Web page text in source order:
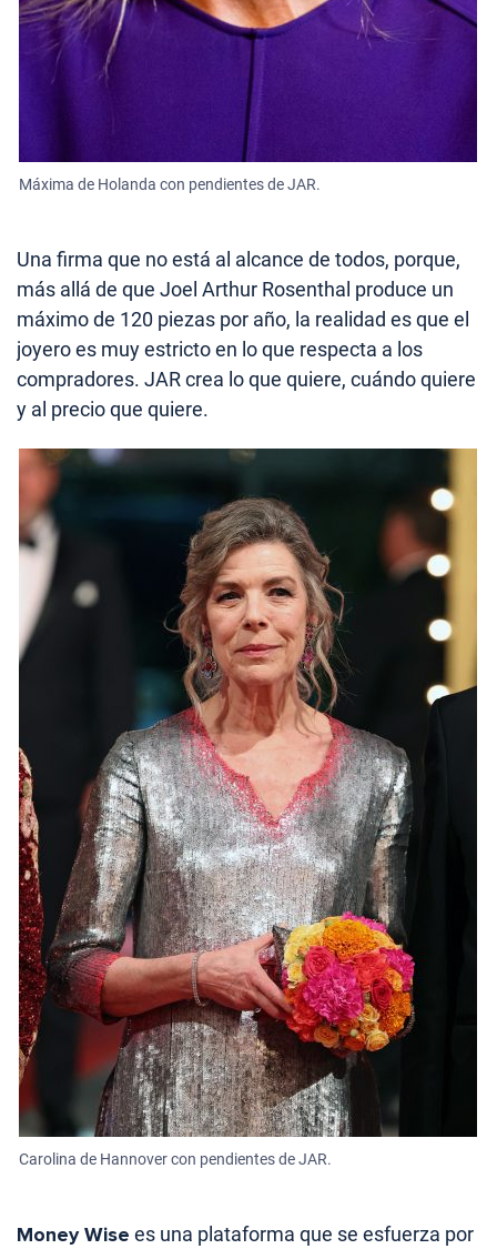
Máxima de Holanda con pendientes de JAR.
Una firma que no está al alcance de todos, porque,
más allá de que Joel Arthur Rosenthal produce un
máximo de 120 piezas por año, la realidad es que el
joyero es muy estricto en lo que respecta a los
compradores. JAR crea lo que quiere, cuándo quiere
y al precio que quiere.
Carolina de Hannover con pendientes de JAR.
Money Wise es una plataforma que se esfuerza por